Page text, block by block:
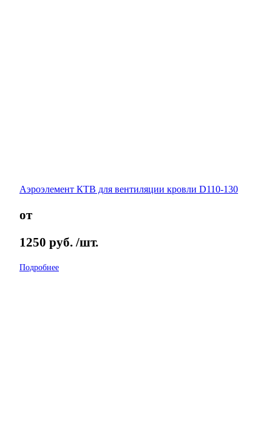
Аэроэлемент КТВ для вентиляции кровли D110-130
от
1250 руб. /шт.
Подробнее